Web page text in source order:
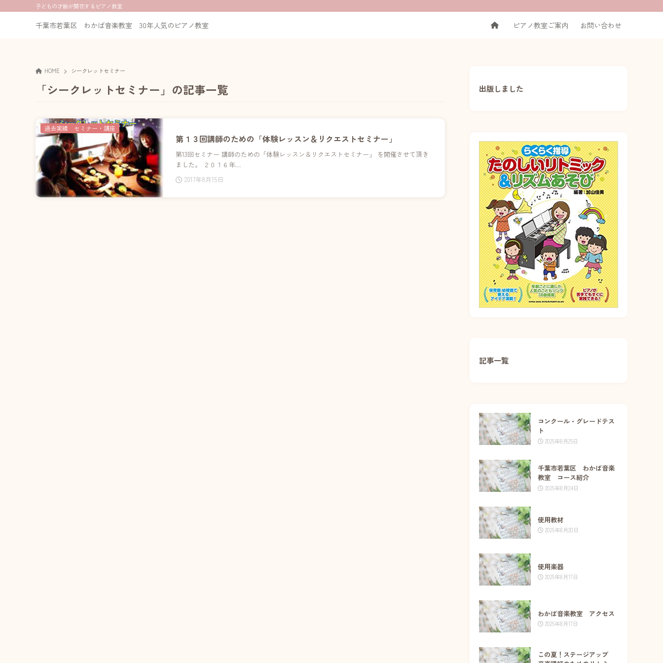
千葉市若葉区 わかば音楽教室 30年人気のピアノ教室
子どもの才能が開花するピアノ教室
ピアノ教室ご案内 お問い合わせ
HOME シークレットセミナー
「シークレットセミナー」の記事一覧
第１３回講師のための「体験レッスン＆リクエストセミナー」
第13回セミナー 講師のための「体験レッスン＆リクエストセミナー」 を開催させて頂き
ました。 ２０１６年…
2017年8月15日
過去実績 セミナー・講座
出版しました
記事一覧
コンクール・グレードテス
ト
2025年8月25日
千葉市若葉区 わかば音楽
教室 コース紹介
2025年8月24日
使用教材
2025年8月20日
使用楽器
2025年8月17日
わかば音楽教室 アクセス
2025年8月17日
この夏！ステージアップ